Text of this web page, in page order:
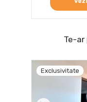
Te-
Exclusivitate